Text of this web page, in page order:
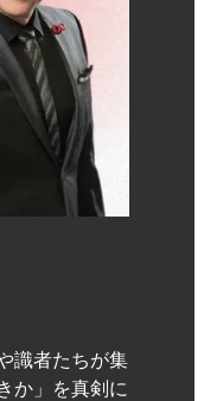
識者たちが集
か」を真剣に